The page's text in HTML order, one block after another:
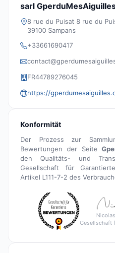
sarl
8 rue du Puisat 8 rue du
39100 Sampans
+33661690417
FR44789276045
https://
Konformität
Der Prozess zur
Bewertungen der Seite
den Qualitäts- und
Gesellschaft für
Artikel L111-7-2 des
Gesellschaft